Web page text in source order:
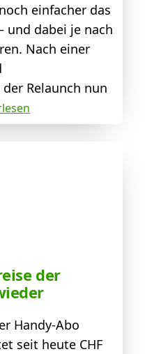
einfacher das
und dabei je nach
Nach einer
Relaunch nun
der
Handy-Abo
seit heute CHF